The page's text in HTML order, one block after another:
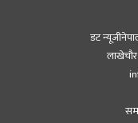
डट
लाखेचौर